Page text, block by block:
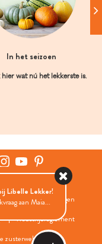
In het seizoen
wat nú het lekkerste is.
Cookies instellingen
Wedstrijdreglement
zusterwebsites
Libelle Lekker!
aan Maia...